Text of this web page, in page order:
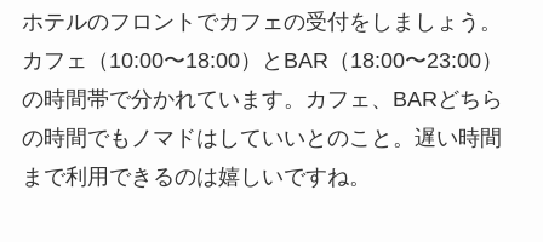
ホテルのフロントでカフェの受付をしましょう。
カフェ（10:00〜18:00）とBAR（18:00〜23:00）
の時間帯で分かれています。カフェ、BAR どちら
の時間でもノマドはしていい とのこと。遅い時間
まで利用できるのは嬉しいですね。